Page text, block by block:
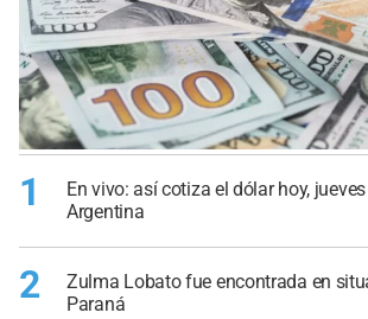
1
En vivo: así cotiza el dólar hoy,
Argentina
2
Zulma Lobato fue encontrada en
Paraná